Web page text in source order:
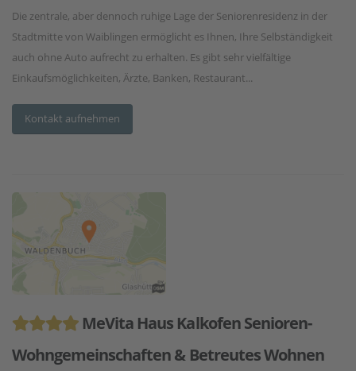
Die zentrale, aber dennoch ruhige Lage der Seniorenresidenz in der
Stadtmitte von Waiblingen ermöglicht es Ihnen, Ihre Selbständigkeit
auch ohne Auto aufrecht zu erhalten. Es gibt sehr vielfältige
Einkaufsmöglichkeiten, Ärzte, Banken, Restaurant...
Kontakt aufnehmen
MeVita Haus Kalkofen Senioren-
Wohngemeinschaften & Betreutes Wohnen